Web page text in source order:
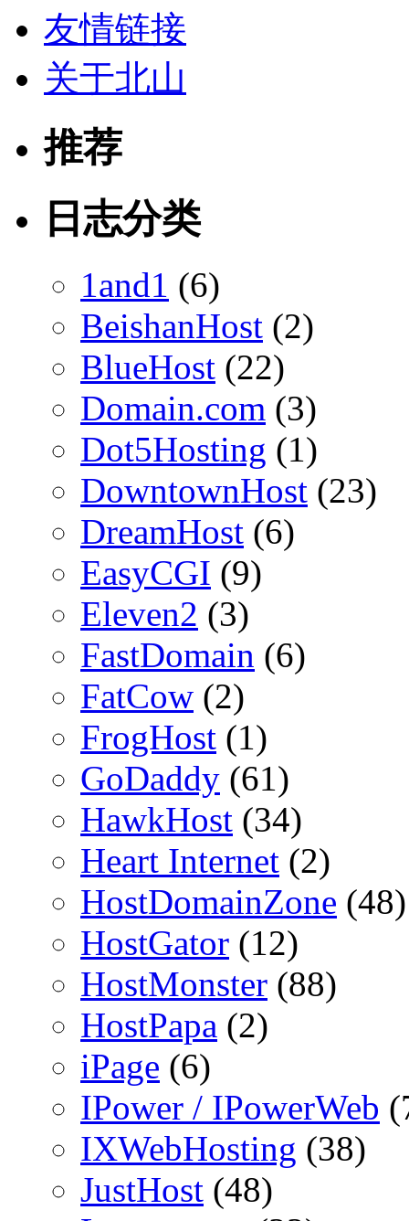
友情链接
关于北山
推荐
日志分类
1and1 (6)
BeishanHost (2)
BlueHost (22)
Domain.com (3)
Dot5Hosting (1)
DowntownHost (23)
DreamHost (6)
EasyCGI (9)
Eleven2 (3)
FastDomain (6)
FatCow (2)
FrogHost (1)
GoDaddy (61)
HawkHost (34)
Heart Internet (2)
HostDomainZone (48)
HostGator (12)
HostMonster (88)
HostPapa (2)
iPage (6)
IPower / IPowerWeb
IXWebHosting (38)
JustHost (48)